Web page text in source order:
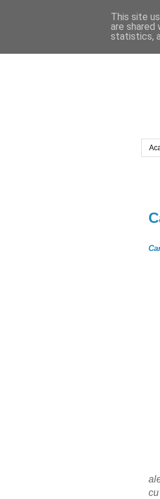
This site
are shared
statistics,